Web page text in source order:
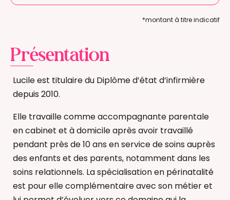
*montant à titre indicatif
Présentation
Lucile est titulaire du Diplôme d’état d’infirmière
depuis 2010.
Elle travaille comme accompagnante parentale
en cabinet et à domicile après avoir travaillé
pendant près de 10 ans en service de soins auprès
des enfants et des parents, notamment dans les
soins relationnels. La spécialisation en périnatalité
est pour elle complémentaire avec son métier et